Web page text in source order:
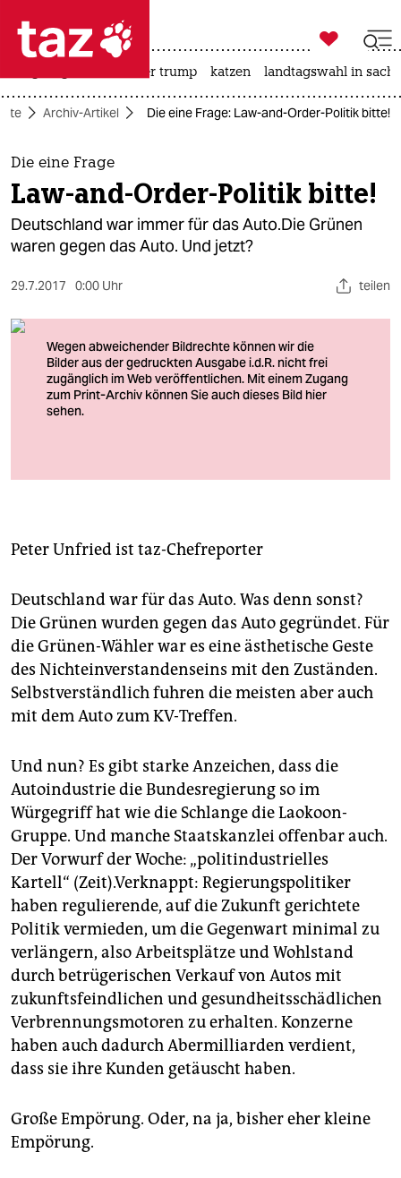
 taz zahl ich
taz zahl ich
themen
politik
öko
gesellschaft
kultur
sport
berlin
wahrheit
verlag
veranstaltungen
shop
fragen & hilfe
unterstützen
genossenschaft
epaper login

taz zahl ich
usa unter trump katzen landtagswahl in
Archiv-Artikel Die eine Frage: Law-and-Order-Politik bitte!
Die eine Frage
Law-and-Order-Politik bitte!
Deutschland war immer für das Auto.Die Grünen
waren gegen das Auto. Und jetzt?
29.7.2017 0:00 Uhr teilen
Peter Unfriedist taz-Chefreporter
Deutschland war für das Auto. Was denn sonst?
Die Grünen wurden gegen das Auto gegründet. Für
die Grünen-Wähler war es eine ästhetische Geste
des Nichteinverstandenseins mit den Zuständen.
Selbstverständlich fuhren die meisten aber auch
mit dem Auto zum KV-Treffen.
Und nun? Es gibt starke Anzeichen, dass die
Autoindustrie die Bundesregierung so im
Würgegriff hat wie die Schlange die Laokoon-
Gruppe. Und manche Staatskanzlei offenbar auch.
Der Vorwurf der Woche: „politindustrielles
Kartell“ (Zeit).Verknappt: Regierungspolitiker
haben regulierende, auf die Zukunft gerichtete
Politik vermieden, um die Gegenwart minimal zu
verlängern, also Arbeitsplätze und Wohlstand
durch ­betrügerischen Verkauf von Autos mit
zukunftsfeindlichen und gesundheitsschädlichen
Verbrennungsmotoren zu erhalten. Konzerne
haben auch dadurch Aber­mil­liarden verdient,
dass sie ihre Kunden getäuscht haben.
Große Empörung. Oder, na ja, bisher eher kleine
Empörung.